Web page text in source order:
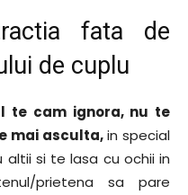
fata de
de cuplu
te cam ignora, nu te
mai asculta,in special
si te lasa cu ochii in
prietena sa pare